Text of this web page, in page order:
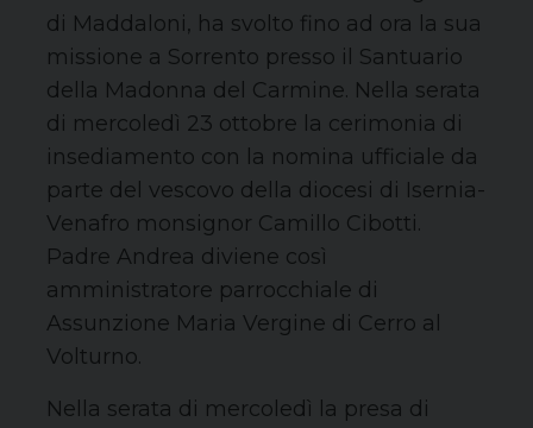
di Maddaloni, ha svolto fino ad ora la sua
missione a Sorrento presso il Santuario
della Madonna del Carmine. Nella serata
di mercoledì 23 ottobre la cerimonia di
insediamento con la nomina ufficiale da
parte del vescovo della diocesi di Isernia-
Venafro monsignor Camillo Cibotti.
Padre Andrea diviene così
amministratore parrocchiale di
Assunzione Maria Vergine di Cerro al
Volturno.
Nella serata di mercoledì la presa di